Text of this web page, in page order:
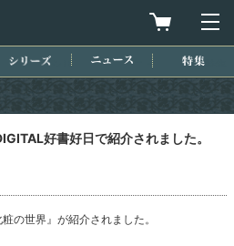
買物カゴを
報 シリーズ ニュース
好書好日で紹介されました。
の世界』が紹介されました。